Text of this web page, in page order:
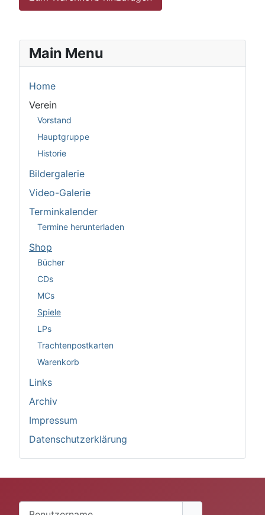
Main Menu
Home
Verein
Vorstand
Hauptgruppe
Historie
Bildergalerie
Video-Galerie
Terminkalender
Termine herunterladen
Shop
Bücher
CDs
MCs
Spiele
LPs
Trachtenpostkarten
Warenkorb
Links
Archiv
Impressum
Datenschutzerklärung
Benutzername